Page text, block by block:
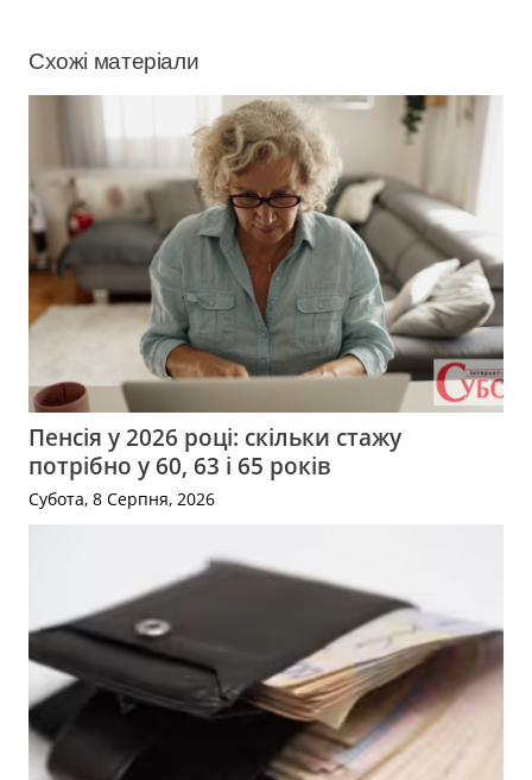
Схожі матеріали
Пенсія у 2026 році: скільки стажу
потрібно у 60, 63 і 65 років
Субота, 8 Серпня, 2026